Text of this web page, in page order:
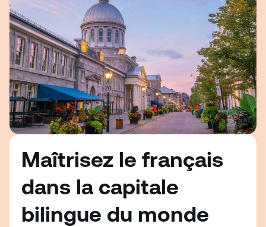
Maîtrisez le français
dans la capitale
bilingue du monde